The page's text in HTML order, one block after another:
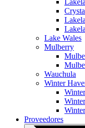
Lake Wales
Mulberry
Wauchula
Winter
Proveedores